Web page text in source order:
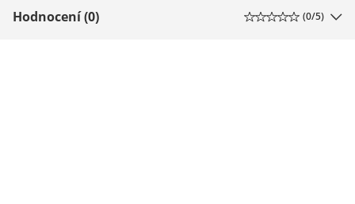
Hodnocení (0) (0/5)